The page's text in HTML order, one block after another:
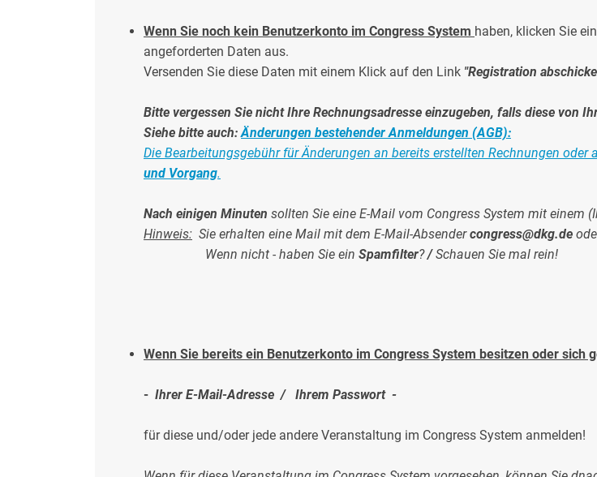
Wenn Sie noch kein Benutzerkonto im Congress System haben, klicken Sie
angeforderten Daten aus.
Versenden Sie diese Daten mit einem Klick auf den Link "Registration
Bitte vergessen Sie nicht Ihre Rechnungsadresse einzugeben, falls diese von
Siehe bitte auch:Änderungen bestehender Anmeldungen (AGB):
Die Bearbeitungsgebühr für Änderungen an bereits erstellten Rechnungen oder
und Vorgang.
Nach einigen Minuten sollten Sie eine E-Mail vom Congress System mit einem
Hinweis: Sie erhalten eine Mail mit dem E-Mail-Absendercongress@dkg.de
Wenn nicht - haben Sie ein Spamfilter?/Schauen Sie mal rein!
Wenn Sie bereits ein Benutzerkonto im Congress System besitzen oder sich
- Ihrer E-Mail-Adresse / Ihrem Passwort -
für diese und/oder jede andere Veranstaltung im Congress System anmelden!